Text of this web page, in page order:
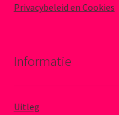
Privacybeleid en Cookies
Informatie
Uitleg